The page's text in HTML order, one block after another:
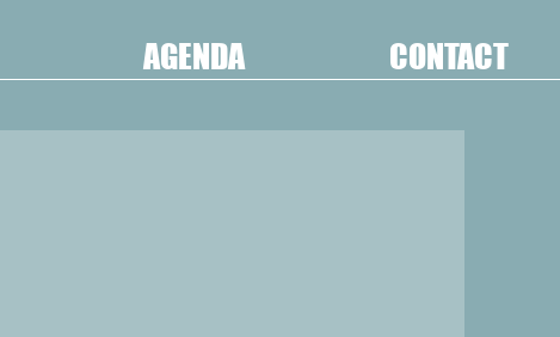
AGENDA CONTACT